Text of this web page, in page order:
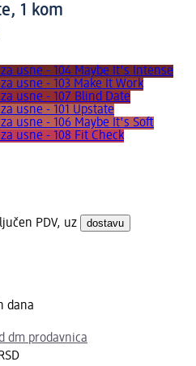
1 kom
za usne - 104 Maybe It's Intense
usne - 103 Make It Work
usne - 107 Blind Date
usne - 101 Upstate
usne - 106 Maybe It's Soft
usne - 108 Fit Check
PDV, uz dostavu
dana
dm prodavnica